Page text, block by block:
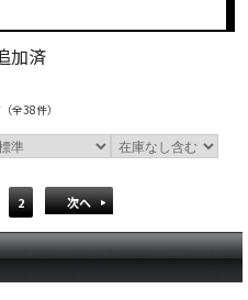
加済
（全38件）
2 次へ